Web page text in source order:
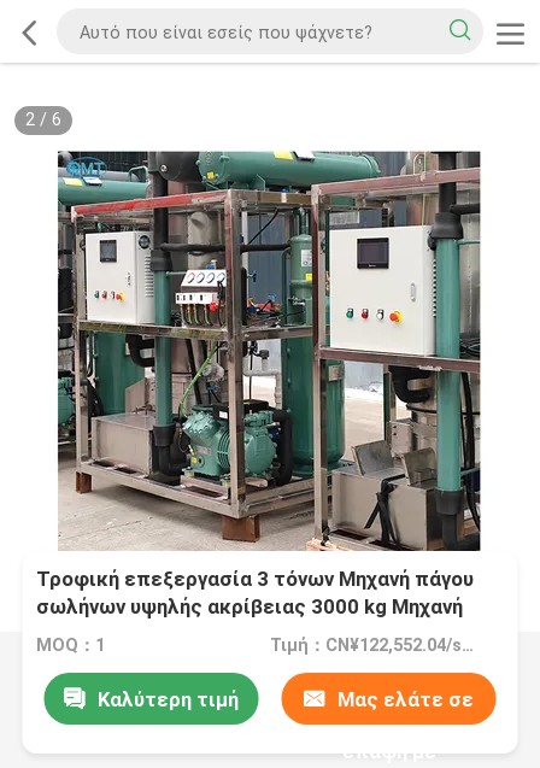
2/ 6
Τροφική επεξεργασία 3 τόνων Μηχανή πάγου
σωλήνων υψηλής ακρίβειας 3000 kg Μηχανή
κατασκευής με βιομηχανική τάση 50/3Φάσης
MOQ：1 Τιμή：CN¥122,552.04/sets 1-2 sets
Καλύτερη τιμή Μας ελάτε σε
επαφή με